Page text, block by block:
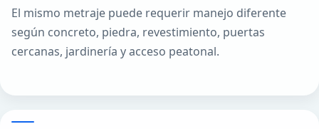
El mismo metraje puede requerir manejo diferente
según concreto, piedra, revestimiento, puertas
cercanas, jardinería y acceso peatonal.
Accesos vehiculares y entradas
Concreto, adoquines y superficies de llegada se revisan por
material, tamaño, escurrimiento y acabados cercanos.
Terrazas de piscina y patios
Las superficies exteriores se revisan por material, drenaje,
jardinería cercana y cuánta protección contra salpicaduras hace